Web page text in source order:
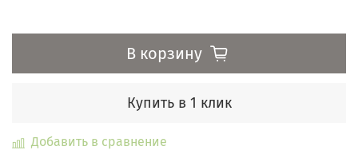
В корзину
Купить в 1 клик
Добавить в сравнение